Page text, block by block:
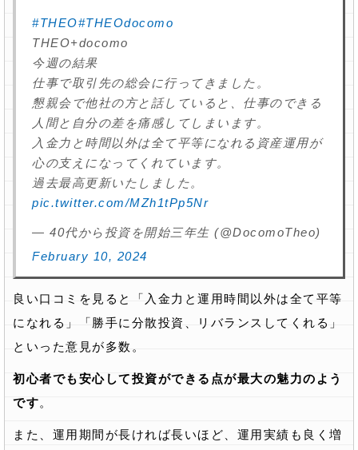
#THEO#THEOdocomo
THEO+docomo
今週の結果
仕事で取引先の総会に行ってきました。
懇親会で他社の方と話していると、仕事のできる
人間と自分の差を痛感してしまいます。
入金力と時間以外は全て平等になれる資産運用が
心の支えになってくれています。
過去最高更新いたしました。
pic.twitter.com/MZh1tPp5Nr
— 40代から投資を開始三年生 (@DocomoTheo)
February 10, 2024
良い口コミを見ると「入金力と運用時間以外は全て平等
になれる」「勝手に分散投資、リバランスしてくれる」
といった意見が多数。
初心者でも安心して投資ができる点が最大の魅力のよう
です。
また、運用期間が長ければ長いほど、運用実績も良く増